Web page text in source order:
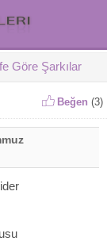
Göre Şarkılar
Beğen (3)